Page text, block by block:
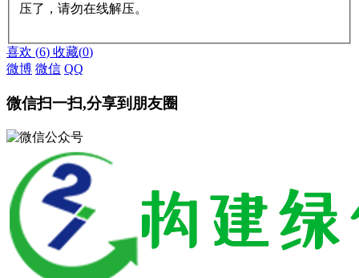
压了，请勿在线解压。
喜欢 (6) 收藏(0)
微博 微信 QQ
微信扫一扫,分享到朋友圈